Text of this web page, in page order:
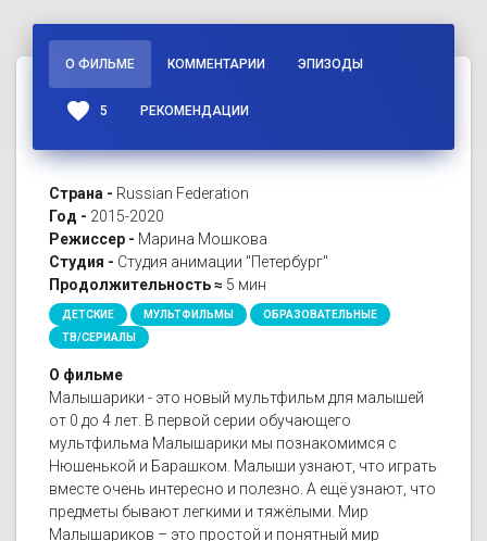
О ФИЛЬМЕ КОММЕНТАРИИ ЭПИЗОДЫ
favorite 5 РЕКОМЕНДАЦИИ
Страна - Russian Federation
Год - 2015-2020
Режиссер - Марина Мошкова
Студия - Студия анимации "Петербург"
Продолжительность ≈ 5 мин
ДЕТСКИЕ МУЛЬТФИЛЬМЫ
ОБРАЗОВАТЕЛЬНЫЕ
ТВ/СЕРИАЛЫ
О фильме
Малышарики - это новый мультфильм для малышей
от 0 до 4 лет. В первой серии обучающего
мультфильма Малышарики мы познакомимся с
Нюшенькой и Барашком. Малыши узнают, что играть
вместе очень интересно и полезно. А ещё узнают, что
предметы бывают легкими и тяжёлыми. Мир
Малышариков – это простой и понятный мир